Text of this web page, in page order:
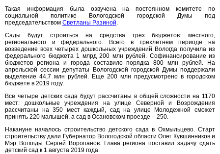
Такая информация была озвучена на постоянном комитете по
социальной политике Вологодской городской Думы под
председательством Светланы Разиной.
Сады будут строиться на средства трех бюджетов: местного,
регионального и федерального. Всего в трехлетнем периоде на
возведение всех четырех дошкольных учреждений Вологда получила из
федерального бюджета 1 млрд 200 млн рублей. Софинансирование из
бюджетов региона и города составило порядка 800 млн рублей. На
апрельской сессии депутаты Вологодской городской Думы поддержали
выделение 44,7 млн рублей. Еще 200 млн предусмотрено в городском
бюджете в 2019 году.
Все четыре детских сада будут рассчитаны в общей сложности на 1170
мест: дошкольные учреждения на улице Северной и Возрождения
рассчитаны на 350 мест каждый, сад на улице Молодежной сможет
принять 220 малышей, а сад в Осановском проезде – 250.
Накануне началось строительство детского сада в Охмыльцево. Старт
строительству дали Губернатор Вологодской области Олег Кувшинников и
Мэр Вологды Сергей Воропанов. Глава региона поставил задачу сдать
детский сад к 1 августа 2019 года.